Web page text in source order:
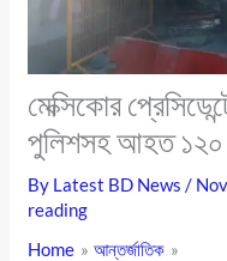
মেক্সিকোর
পুলিশসহ আহত ১২০
By Latest BD News /
reading
Home
আন্তর্জাতিক